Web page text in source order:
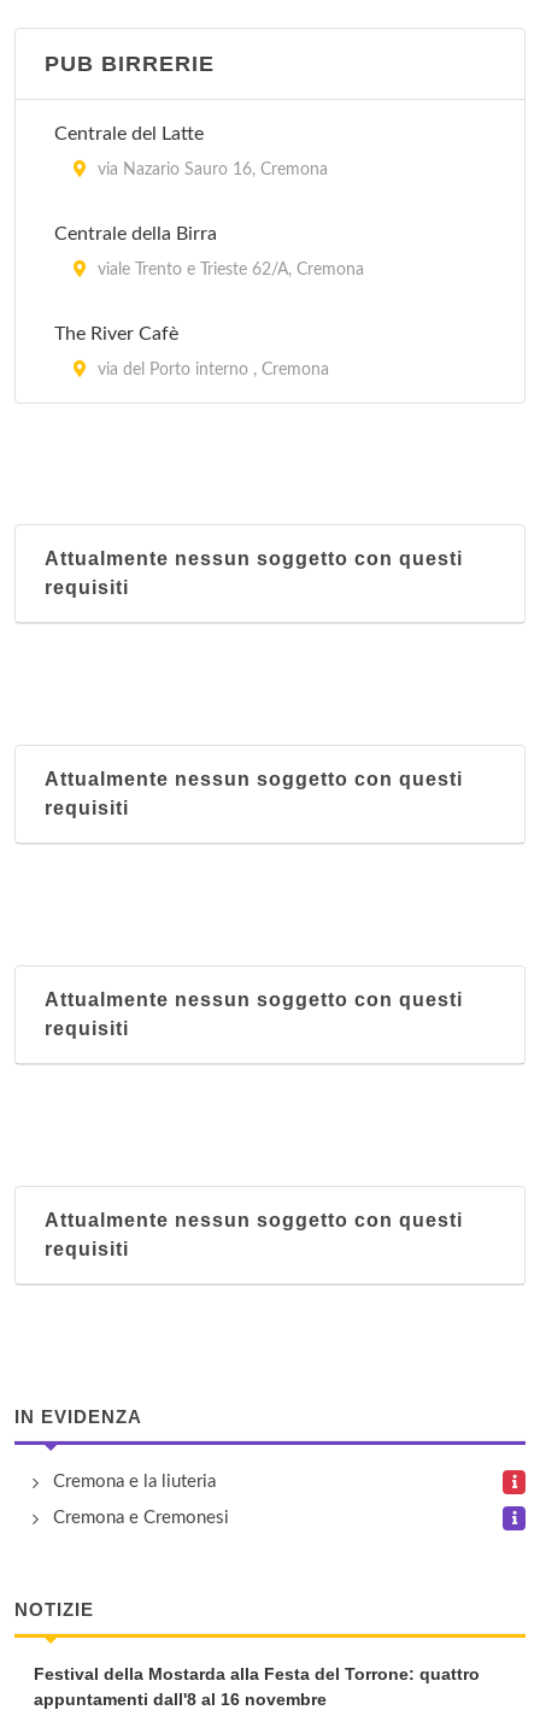
Il Boschetto
Il Cortile
Il Giardino del Po
La Baita
via Fabio Filzi 78, Cremona
PUB BIRRERIE
Centrale del Latte
via Nazario Sauro 16, Cremona
Centrale della Birra
viale Trento e Trieste 62/A, Cremona
The River Cafè
via del Porto interno , Cremona
Attualmente nessun soggetto con questi
requisiti
Attualmente nessun soggetto con questi
requisiti
Attualmente nessun soggetto con questi
requisiti
Attualmente nessun soggetto con questi
requisiti
IN EVIDENZA
Cremona e la liuteria
Cremona e Cremonesi
NOTIZIE
Festival della Mostarda alla Festa del Torrone: quattro
appuntamenti dall'8 al 16 novembre